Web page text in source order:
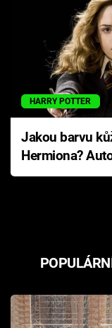
HARRY POTTER
Jakou barvu
Hermiona?
Pottera přišla s